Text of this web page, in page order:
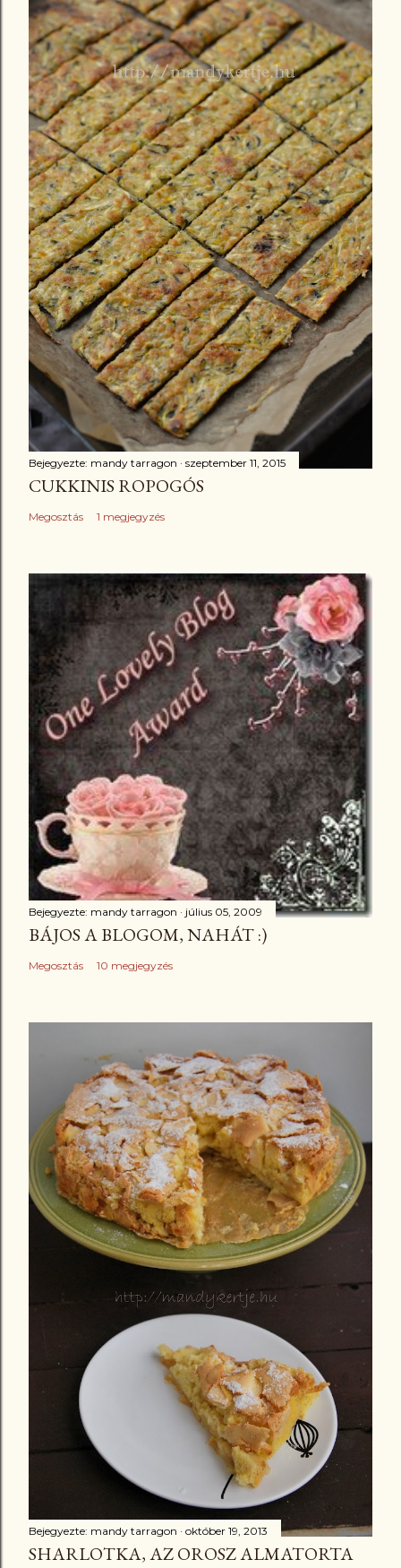
Bejegyezte: mandy tarragon szeptember 11, 2015
CUKKINIS ROPOGÓS
Megosztás 1 megjegyzés
Bejegyezte: mandy tarragon július 05, 2009
BÁJOS A BLOGOM, NAHÁT :)
Megosztás 10 megjegyzés
Bejegyezte: mandy tarragon október 19, 2013
SHARLOTKA, AZ OROSZ ALMATORTA